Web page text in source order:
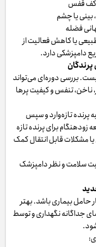
کف قفس
بینی یا چشم
فضله
یا کاهش فعالیت از
دامپزشکی دارد.
بررسی دوره‌ای می‌تواند
ناخن، تنفس و کیفیت پرها
پرنده تازه‌وارد و سپس
برای پرنده تازه
مشکلات قابل انتقال کمک
سلامت و نظر دامپزشک
حامل بیماری باشد. بهتر
جداگانه نگهداری و توسط